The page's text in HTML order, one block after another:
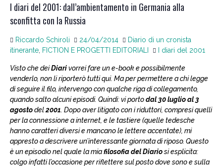
I diari del 2001: dall’ambientamento in Germania alla
sconfitta con la Russia
Riccardo Schiroli 24/04/2014
Diario di un cronista
itinerante FICTION E PROGETTI EDITORIALI I diari del 2001
Visto che deiDiarivorrei fare un e-book e possibilmente
venderlo, non li riporterò tutti qui. Ma per permettere a chi legge
di seguire il filo, intervengo con qualche riga di collegamento,
quando salto alcuni episodi. Quindi: vi portodal 30 luglio al 3
agostodel2001. Dopo aver litigato con i riduttori, compresi quelli
per la connessione a internet, e le tastiere (quelle tedesche
hanno caratteri diversi e mancano le lettere accentate), mi
appresto a descrivere un’interessante giornata di riposo. Questo
è un episodio nel quale la miafilosofia del Diariosi esplicita:
colgo infatti l’occasione per riflettere sul posto dove sono e sulla